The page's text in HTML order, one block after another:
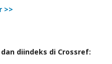
>>
diindeks di Crossref: